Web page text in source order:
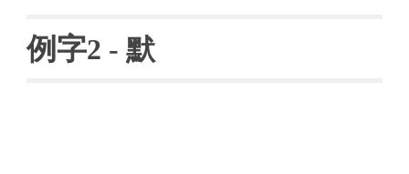
例字2 - 默